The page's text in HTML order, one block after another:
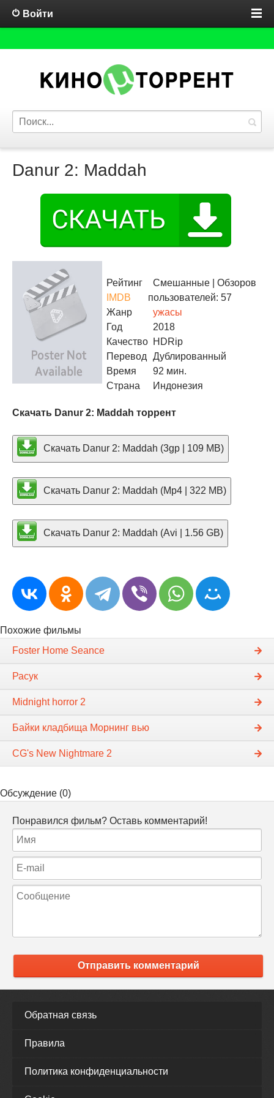
Войти
Danur 2: Maddah
Рейтинг
IMDB
Смешанные | Обзоров
пользователей: 57
Жанр
ужасы
Год
2018
Качество HDRip
Перевод
Дублированный
Время
92 мин.
Страна
Индонезия
Скачать Danur 2: Maddah торрент
Скачать Danur 2: Maddah (3gp | 109 MB)
Скачать Danur 2: Maddah (Mp4 | 322 MB)
Скачать Danur 2: Maddah (Avi | 1.56 GB)
Похожие фильмы
Foster Home Seance
Расук
Midnight horror 2
Байки кладбища Морнинг вью
CG's New Nightmare 2
Обсуждение (0)
Понравился фильм? Оставь комментарий!
Отправить комментарий
Обратная связь
Правила
Политика конфиденциальности